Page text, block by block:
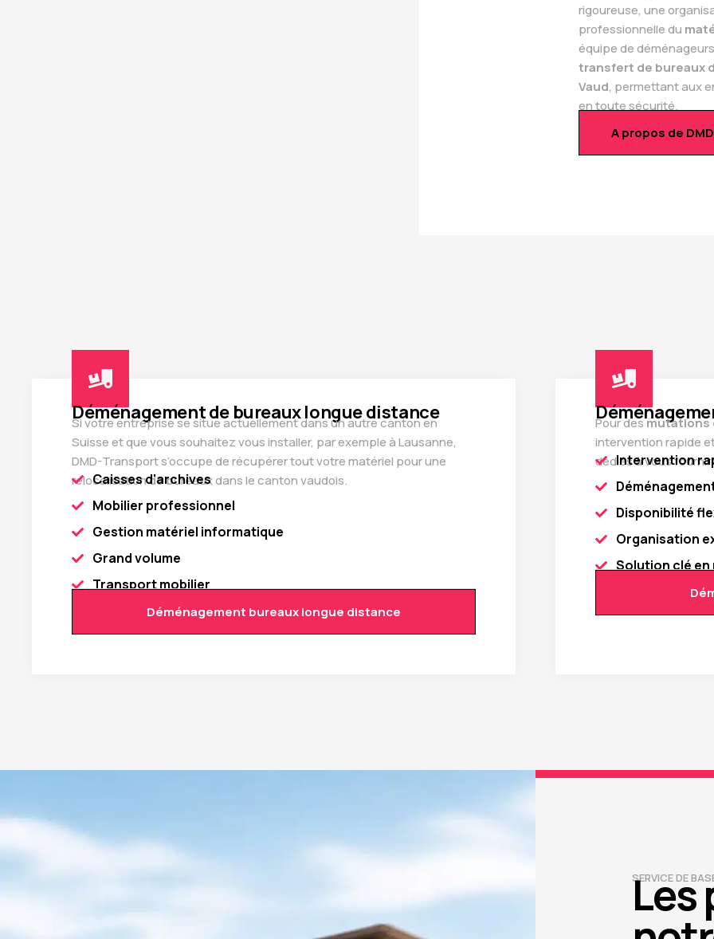
rigoureuse, une
professionnelle du
équipe de
transfert de bureaux
Vaud, permettant aux
en toute sécurité.
A propos de
Déménagement de bureaux longue distance
Si votre entreprise se situe actuellement dans un autre canton en
Suisse et que vous souhaitez vous installer, par exemple à Lausanne,
DMD-Transport s’occupe de récupérer tout votre matériel pour une
relocalisation de bureaux dans le canton vaudois.
Caisses d'archives
Mobilier professionnel
Gestion matériel informatique
Grand volume
Transport mobilier
Déménagement bureaux longue distance
Pour desmutations
intervention rapide
dédiés à vous
Intervention
Disponibilité
Organisation
Solution clé en
SERVICE DE
Les